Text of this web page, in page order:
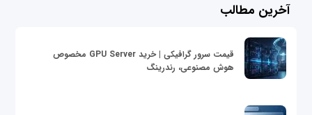
آخرین مطالب
قیمت سرور گرافیکی | خرید GPU Server مخصوص
هوش مصنوعی، رندرینگ